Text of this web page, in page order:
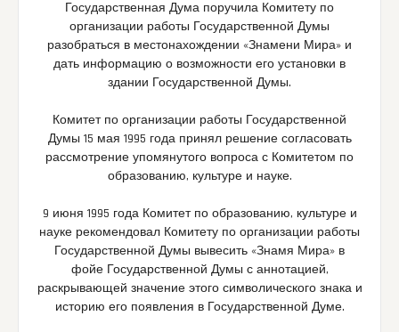
Государственная Дума поручила Комитету по
организации работы Государственной Думы
разобраться в местонахождении «Знамени Мира» и
дать информацию о возможности его установки в
здании Государственной Думы.
Комитет по организации работы Государственной
Думы 15 мая 1995 года принял решение согласовать
рассмотрение упомянутого вопроса с Комитетом по
образованию, культуре и науке.
9 июня 1995 года Комитет по образованию, культуре и
науке рекомендовал Комитету по организации работы
Государственной Думы вывесить «Знамя Мира» в
фойе Государственной Думы с аннотацией,
раскрывающей значение этого символического знака и
историю его появления в Государственной Думе.